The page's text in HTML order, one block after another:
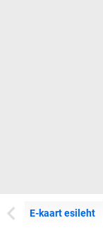
E-kaart esileht